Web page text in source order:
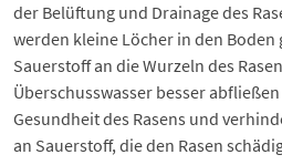
der Belüftung und Drainage des
werden kleine Löcher in den
Sauerstoff an die Wurzeln des
Überschusswasser besser
Gesundheit des Rasens und
an Sauerstoff, die den Rasen